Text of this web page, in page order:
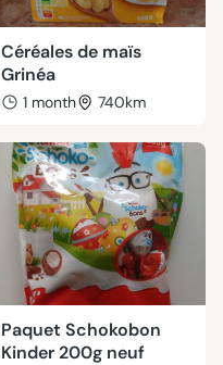
Céréales de maïs
Grinéa
1 month 740km
Paquet Schokobon
Kinder 200g neuf